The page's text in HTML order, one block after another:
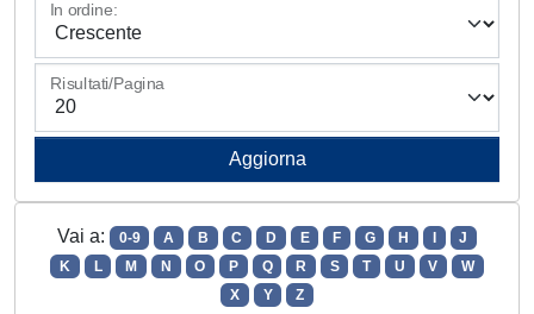
In ordine:
Risultati/Pagina
Vai a: 0-9 A B C D E F G H
J
K
L M N O P Q R S T U V
W
X
Y Z